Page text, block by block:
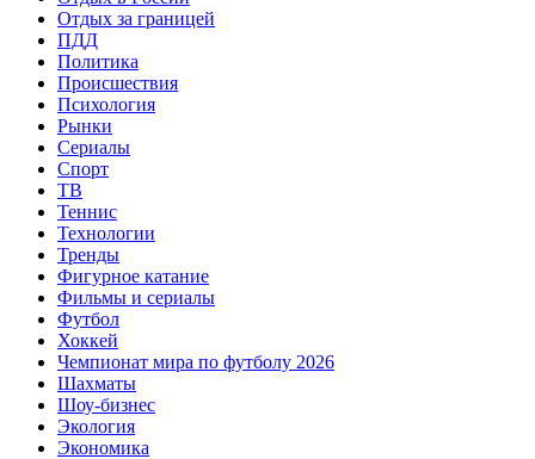
Отдых за границей
ПДД
Политика
Происшествия
Психология
Рынки
Сериалы
Спорт
ТВ
Теннис
Технологии
Тренды
Фигурное катание
Фильмы и сериалы
Футбол
Хоккей
Чемпионат мира по футболу 2026
Шахматы
Шоу-бизнес
Экология
Экономика